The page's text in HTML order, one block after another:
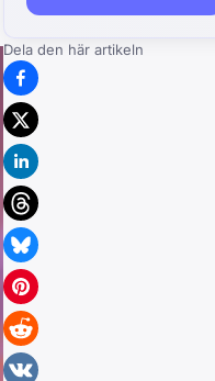
Dela den här artikeln